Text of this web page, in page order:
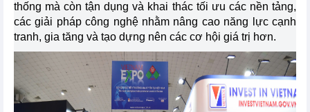
thống mà còn tận dụng và khai thác tối ưu các nền tảng,
các giải pháp công nghệ nhằm nâng cao năng lực cạnh
tranh, gia tăng và tạo dựng nên các cơ hội giá trị hơn.